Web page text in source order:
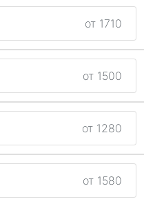
от 1710
от 1500
от 1280
от 1580